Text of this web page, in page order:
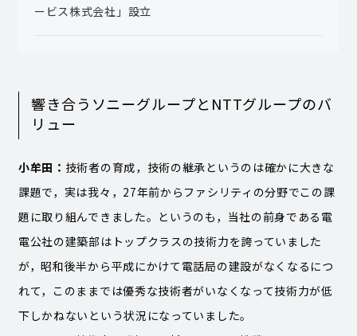
ービス株式会社」設立
響き合うソニーグループとNTTグループのバ
リュー
小牟田： 技術者の育成，技術の継承というのは確かに大きな
課題で，実は我々，27年前からファシリティの分野でこの課
題に取り組んできました。というのも，当社の前身である電
電公社の建築部はトップクラスの技術力を誇っていました
が，昭和後半から平成にかけて電話局の建設がなくなるにつ
れて，このままでは優秀な技術者がいなくなって技術力が低
下しかねないという状況になっていました。